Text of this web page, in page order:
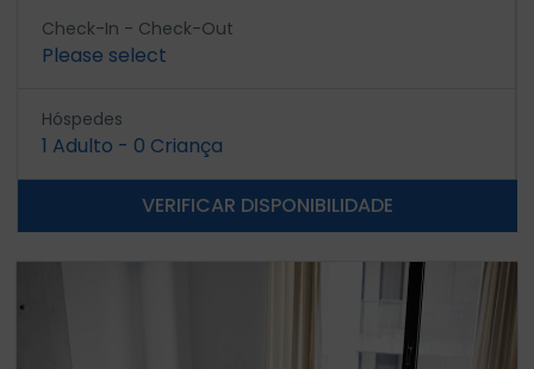
Check-In - Check-Out
Please select
Hóspedes
1 Adulto - 0 Criança
VERIFICAR DISPONIBILIDADE